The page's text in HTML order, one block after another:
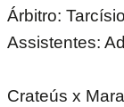
Árbitro:
Assistentes:
Crateús x